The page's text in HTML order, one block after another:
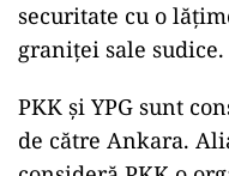
securitate cu o
graniţei sale sudice.
PKK şi YPG sunt
de către Ankara.